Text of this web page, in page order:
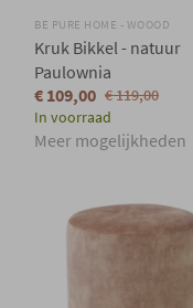
BE PURE HOME - WOOOD
Kruk Bikkel - natuur
Paulownia
€ 109,00 € 119,00
In voorraad
Meer mogelijkheden